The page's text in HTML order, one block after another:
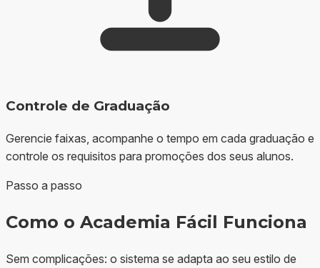
Controle de Graduação
Gerencie faixas, acompanhe o tempo em cada graduação e
controle os requisitos para promoções dos seus alunos.
Passo a passo
Como o Academia Fácil Funciona
Sem complicações: o sistema se adapta ao seu estilo de